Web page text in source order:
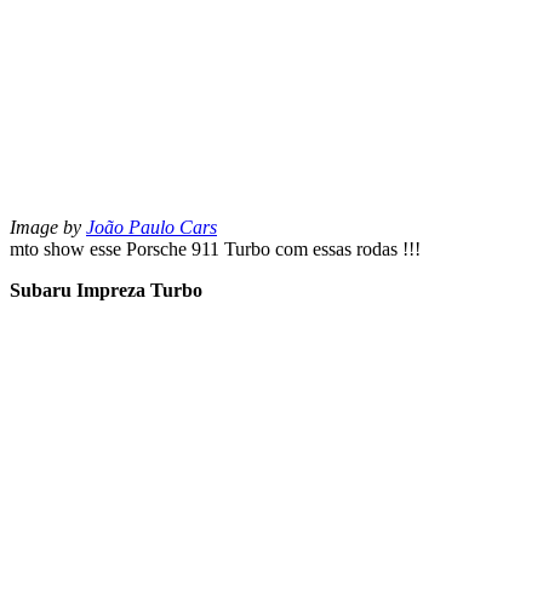
Image by João Paulo Cars
mto show esse Porsche 911 Turbo com essas rodas !!!
Subaru Impreza Turbo